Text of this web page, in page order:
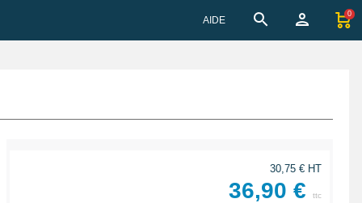
AIDE
0
30,75 € HT
36,90 € ttc